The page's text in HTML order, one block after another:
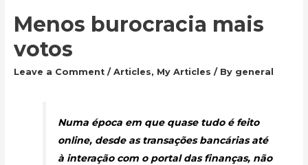
Menos burocracia mais
votos
Leave a Comment / Articles, My Articles / By general
Numa época em que quase tudo é feito
online, desde as transações bancárias até
à interação com o portal das finanças, não